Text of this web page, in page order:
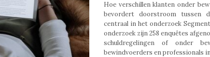
Hoe verschillen klanten onder
bevordert doorstroom tussen
centraal in het onderzoek
onderzoek zijn 258 enquêtes
schuldregelingen of onder
bewindvoerders en professionals